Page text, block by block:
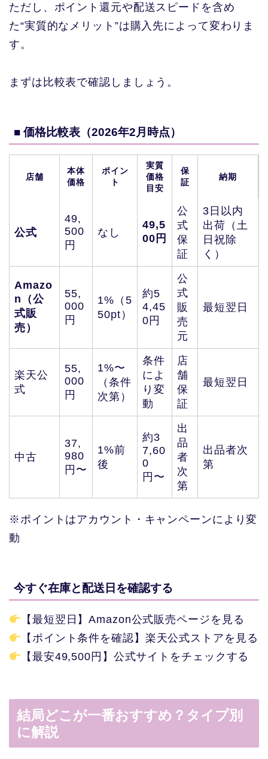
ただし、ポイント還元や配送スピードを含め
た“実質的なメリット”は購入先によって変わりま
す。
まずは比較表で確認しましょう。
■ 価格比較表（2026年2月時点）
店舗
本体
価格
ポイン
ト
実質
価格
目安
保
証
納期
公式
49,
500
円
なし
49,5
00円
公
式
保
証
3日以内
出荷（土
日祝除
く）
Amazo
n（公
式販
売）
55,
000
円
1%（5
50pt）
約5
4,45
0円
公
式
販
売
元
最短翌日
楽天公
式
55,
000
円
1%〜
（条件
次第）
条件
によ
り変
動
店
舗
保
証
最短翌日
中古
37,
980
円〜
1%前
後
約3
7,60
0
円〜
出
品
者
次
第
出品者次
第
※ポイントはアカウント・キャンペーンにより変
動
今すぐ在庫と配送日を確認する
【最短翌日】Amazon公式販売ページを見る
【ポイント条件を確認】楽天公式ストアを見る
【最安49,500円】公式サイトをチェックする
結局どこが一番おすすめ？タイプ別
に解説